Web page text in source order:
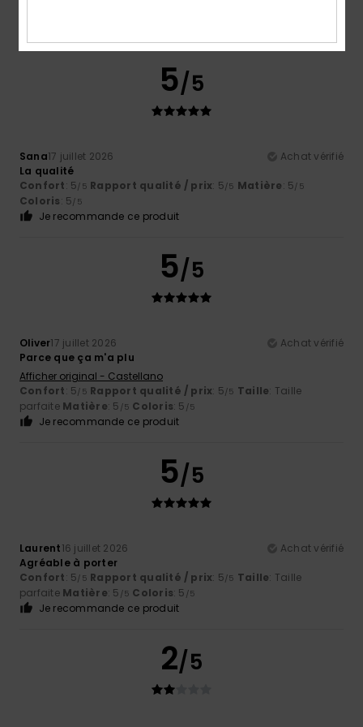
5/5
Sana17 juillet 2026
Achat vérifié
La qualité
Confort: 5/5 Rapport qualité / prix: 5/5 Matière: 5/5
Coloris: 5/5
Je recommande ce produit
5/5
Oliver17 juillet 2026
Achat vérifié
Parce que ça m'a plu
Afficher original - Castellano
Confort: 5/5 Rapport qualité / prix: 5/5 Taille: Taille
parfaite Matière: 5 /5 Coloris: 5 /5
Je recommande ce produit
5/5
Laurent16 juillet 2026
Achat vérifié
Agréable à porter
Confort: 5/5 Rapport qualité / prix: 5/5 Taille: Taille
parfaite Matière: 5 /5 Coloris: 5 /5
Je recommande ce produit
2/5